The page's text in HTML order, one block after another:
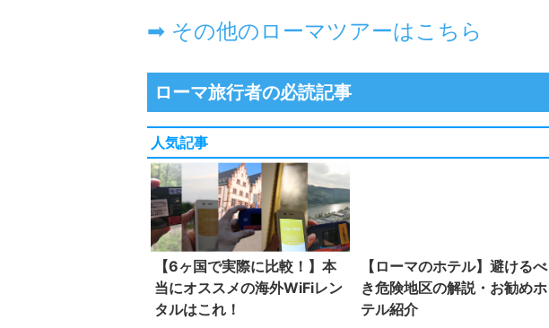
ローマ旅行者の必読記事
人気記事
【6ヶ国で実際に比較！】本
当にオススメの海外WiFiレン
タルはこれ！
【ローマのホテル】避けるべ
き危険地区の解説・お勧めホ
テル紹介